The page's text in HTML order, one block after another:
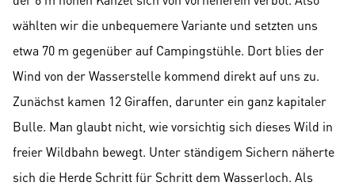
wählten wir die unbequemere Variante und setzten uns
etwa 70 m gegenüber auf Campingstühle. Dort blies der
Wind von der Wasserstelle kommend direkt auf uns zu.
Zunächst kamen 12 Giraffen, darunter ein ganz kapitaler
Bulle. Man glaubt nicht, wie vorsichtig sich dieses Wild in
freier Wildbahn bewegt. Unter ständigem Sichern näherte
sich die Herde Schritt für Schritt dem Wasserloch. Als